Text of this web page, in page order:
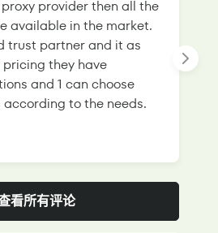
provider then all the
available in the market.
trust partner and it as
they have
and 1 can choose
to the needs.
看所有评论